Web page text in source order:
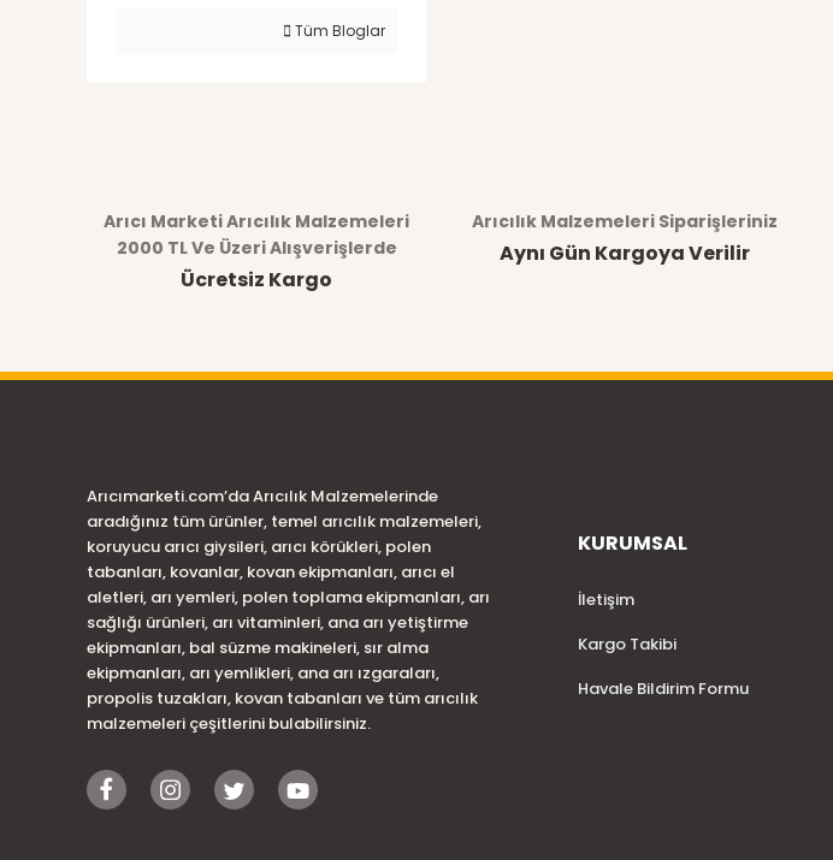
Tüm Bloglar
Arıcı Marketi Arıcılık Malzemeleri
2000 TL Ve Üzeri Alışverişlerde
Ücretsiz Kargo
Arıcılık Malzemeleri Siparişleriniz
Aynı Gün Kargoya Verilir
Arıcımarketi.com’da Arıcılık Malzemelerinde
aradığınız tüm ürünler, temel arıcılık malzemeleri,
koruyucu arıcı giysileri, arıcı körükleri, polen
tabanları, kovanlar, kovan ekipmanları, arıcı el
aletleri, arı yemleri, polen toplama ekipmanları, arı
sağlığı ürünleri, arı vitaminleri, ana arı yetiştirme
ekipmanları, bal süzme makineleri, sır alma
ekipmanları, arı yemlikleri, ana arı ızgaraları,
propolis tuzakları, kovan tabanları ve tüm arıcılık
malzemeleri çeşitlerini bulabilirsiniz.
KURUMSAL
İletişim
Kargo Takibi
Havale Bildirim Formu